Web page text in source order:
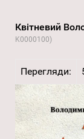
Квітневий
K0000100)
Перегляди: